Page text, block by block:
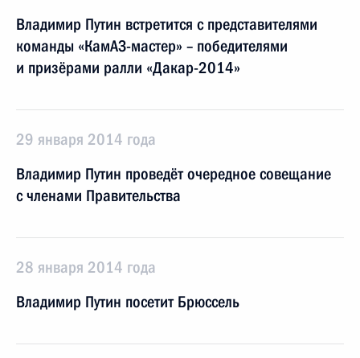
Владимир Путин встретится с представителями
команды «КамАЗ-мастер» – победителями
и призёрами ралли «Дакар-2014»
29 января 2014 года
Владимир Путин проведёт очередное совещание
с членами Правительства
28 января 2014 года
Владимир Путин посетит Брюссель